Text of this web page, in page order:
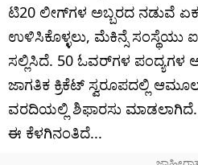
ಟಿ20 ಲೀಗ್‌ಗಳ ಅಬ್ಬರದ ನಡುವೆ
ಉಳಿಸಿಕೊಳ್ಳಲು, ಮೆಕಿನ್ಸೆ ಸಂಸ್ಥೆಯು
ಸಲ್ಲಿಸಿದೆ. 50 ಓವರ್‌ಗಳ ಪಂದ್ಯಗಳ
ಜಾಗತಿಕ ಕ್ರಿಕೆಟ್ ಸ್ವರೂಪದಲ್ಲಿ
ವರದಿಯಲ್ಲಿ ಶಿಫಾರಸು
ಈ ಕೆಳಗಿನಂತಿದೆ...